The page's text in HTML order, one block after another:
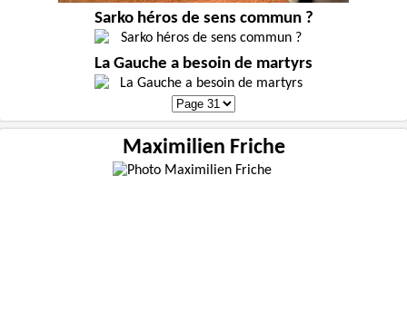
Sarko héros de sens commun ?
La Gauche a besoin de martyrs
Maximilien Friche